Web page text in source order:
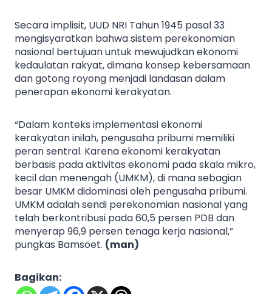
Secara implisit, UUD NRI Tahun 1945 pasal 33
mengisyaratkan bahwa sistem perekonomian
nasional bertujuan untuk mewujudkan ekonomi
kedaulatan rakyat, dimana konsep kebersamaan
dan gotong royong menjadi landasan dalam
penerapan ekonomi kerakyatan.
“Dalam konteks implementasi ekonomi
kerakyatan inilah, pengusaha pribumi memiliki
peran sentral. Karena ekonomi kerakyatan
berbasis pada aktivitas ekonomi pada skala mikro,
kecil dan menengah (UMKM), di mana sebagian
besar UMKM didominasi oleh pengusaha pribumi.
UMKM adalah sendi perekonomian nasional yang
telah berkontribusi pada 60,5 persen PDB dan
menyerap 96,9 persen tenaga kerja nasional,”
pungkas Bamsoet. (man)
Bagikan: